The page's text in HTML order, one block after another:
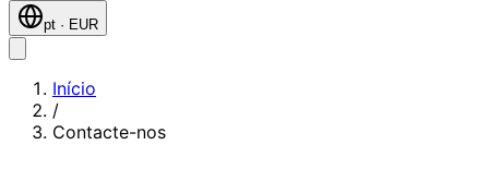
pt · EUR
Início
/
Contacte-nos